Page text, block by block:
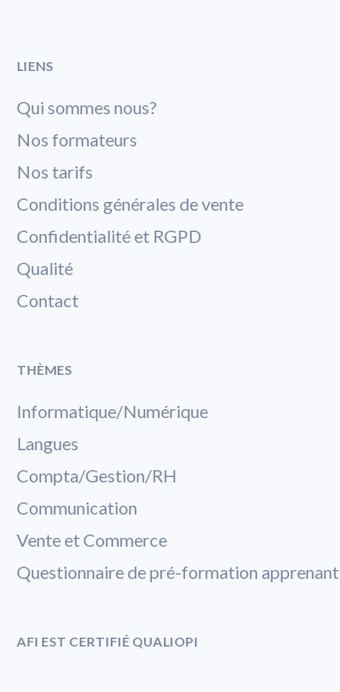
LIENS
Qui sommes nous?
Nos formateurs
Nos tarifs
Conditions générales de vente
Confidentialité et RGPD
Qualité
Contact
THÈMES
Informatique/Numérique
Langues
Compta/Gestion/RH
Communication
Vente et Commerce
Questionnaire de pré-formation apprenant
AFI EST CERTIFIÉ QUALIOPI